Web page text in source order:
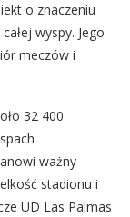
o znaczeniu
wyspy. Jego
meczów i
32 400
ważny
stadionu i
UD Las Palmas